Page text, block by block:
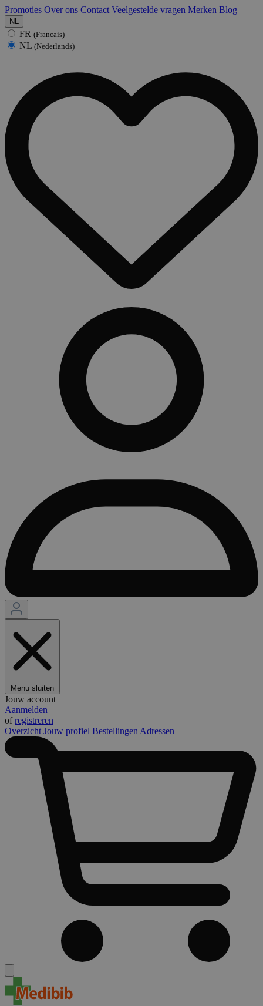
Promoties Over ons Contact Veelgestelde vragen Merken Blog
NL
FR (Francais)
NL (Nederlands)
Menu sluiten
Jouw account
Aanmelden
ofregistreren
Overzicht Jouw profiel Bestellingen Adressen